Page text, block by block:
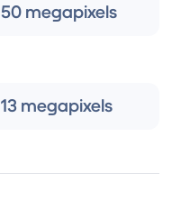
50 megapixels
13 megapixels